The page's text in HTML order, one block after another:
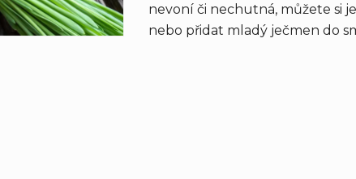
nevoní či nechutná, můžete si
nebo přidat mladý ječmen do